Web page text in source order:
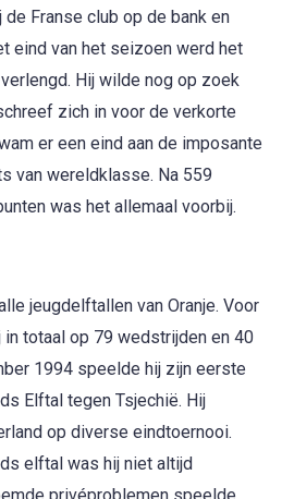
Franse club op de bank en
eind van het seizoen werd het
Hij wilde nog op zoek
zich in voor de verkorte
er een eind aan de imposante
van wereldklasse. Na 559
was het allemaal voorbij.
jeugdelftallen van Oranje. Voor
in totaal op 79 wedstrijden en 40
1994 speelde hij zijn eerste
Elftal tegen Tsjechië. Hij
op diverse eindtoernooi.
elftal was hij niet altijd